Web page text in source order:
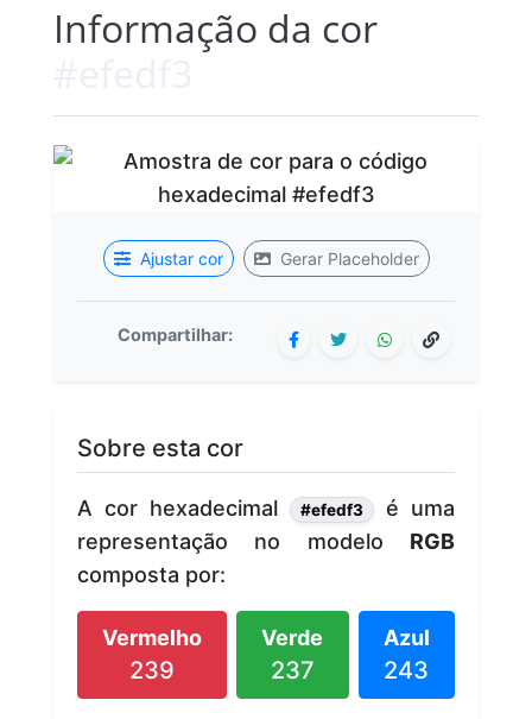
Informação da cor
Ajustar cor Gerar Placeholder
Compartilhar:
Sobre esta cor
A cor hexadecimal #efedf3
é uma
representação no modelo RGB
composta por:
Vermelho
239
Verde
237
Azul
243